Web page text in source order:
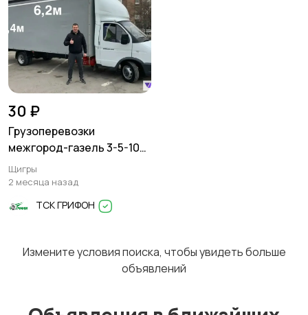
30 ₽
Грузоперевозки
межгород-газель 3-5-10
тонн
Щигры
2 месяца назад
ТСК ГРИФОН
Измените условия поиска, чтобы увидеть больше
объявлений